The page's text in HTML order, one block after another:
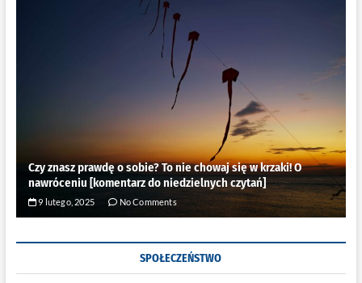
Czy znasz prawdę o sobie? To nie chowaj się w krzaki! O
nawróceniu [komentarz do niedzielnych czytań]
9 lutego, 2025 No Comments
SPOŁECZEŃSTWO